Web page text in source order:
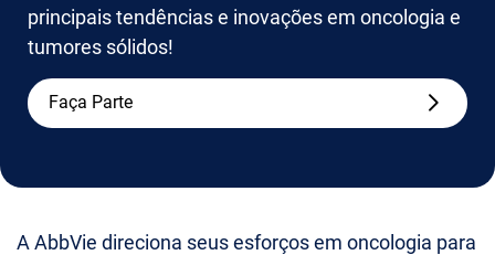
principais tendências e inovações em oncologia e
tumores sólidos!
Faça Parte
A AbbVie direciona seus esforços em oncologia para